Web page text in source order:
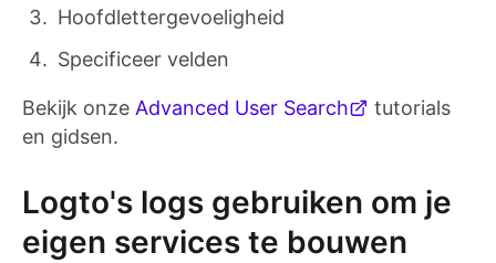
Hoofdlettergevoeligheid
Specificeer velden
Bekijk onze Advanced User Search
tutorials
en gidsen.
Logto's logs gebruiken om je
eigen services te bouwen